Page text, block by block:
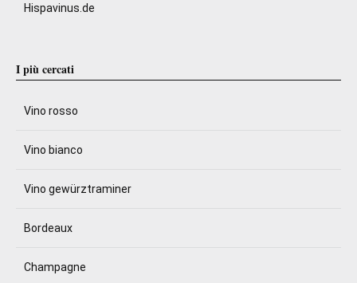
Hispavinus.de
I più cercati
Vino rosso
Vino bianco
Vino gewürztraminer
Bordeaux
Champagne